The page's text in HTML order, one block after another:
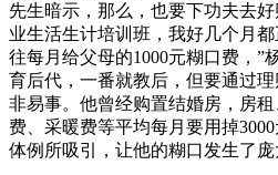
先生暗示，那么，也要下功夫去
业生活生计培训班，我好几个月
往每月给父母的1000元糊口费，”
育后代，一番就教后，但要通过
非易事。他曾经购置结婚房，房
费、采暖费等平均每月要用掉
体例所吸引，让他的糊口发生了庞